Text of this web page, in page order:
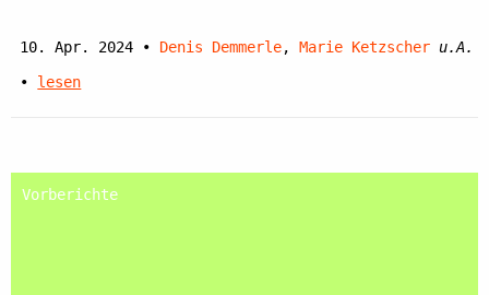
10. Apr. 2024 • Denis Demmerle,Marie Ketzscher u.A.
•
lesen
Vorberichte